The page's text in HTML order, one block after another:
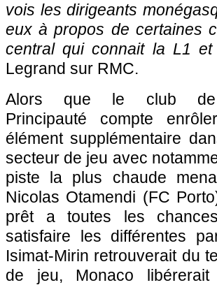
vois les dirigeants
eux à propos de certaines
central qui connait la L1
Legrand sur RMC.
Alors que le club
Principauté compte
élément supplémentaire
secteur de jeu avec
piste la plus chaude
Nicolas Otamendi (FC
prêt a toutes les
satisfaire les différentes
Isimat-Mirin retrouverait du
de jeu, Monaco libérerait